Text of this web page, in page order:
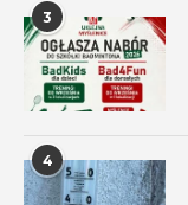
3
4